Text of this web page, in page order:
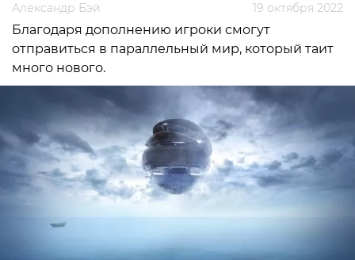
Александр Бэй 19 октября 2022
Благодаря дополнению игроки смогут
отправиться в параллельный мир, который таит
много нового.